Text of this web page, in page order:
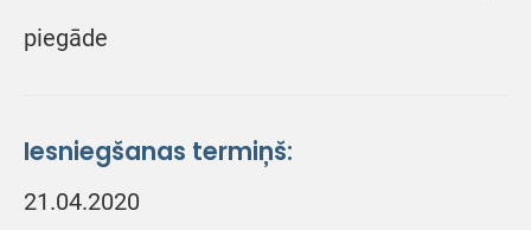
piegāde
Iesniegšanas termiņš:
21.04.2020